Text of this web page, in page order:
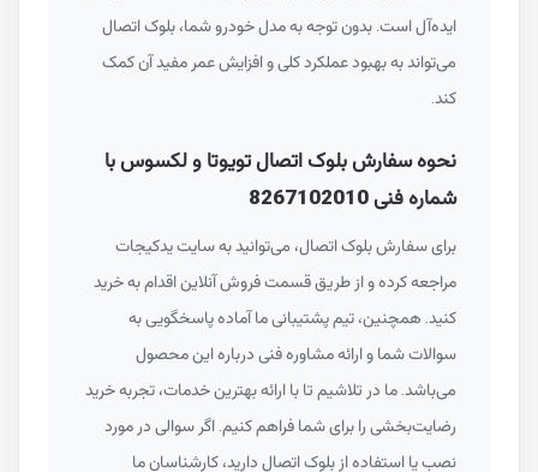
ایده‌آل است. بدون توجه به مدل خودرو شما، بلوک اتصال
می‌تواند به بهبود عملکرد کلی و افزایش عمر مفید آن کمک
نحوه سفارش بلوک اتصال تویوتا و لکسوس با
شماره فنی 8267102010
برای سفارش بلوک اتصال، می‌توانید به سایت یدکیجات
مراجعه کرده و از طریق قسمت فروش آنلاین اقدام به خرید
کنید. همچنین، تیم پشتیبانی ما آماده پاسخگویی به
سوالات شما و ارائه مشاوره فنی درباره این محصول
می‌باشد. ما در تلاشیم تا با ارائه بهترین خدمات، تجربه خرید
رضایت‌بخشی را برای شما فراهم کنیم. اگر سوالی در مورد
نصب یا استفاده از بلوک اتصال دارید، کارشناسان ما